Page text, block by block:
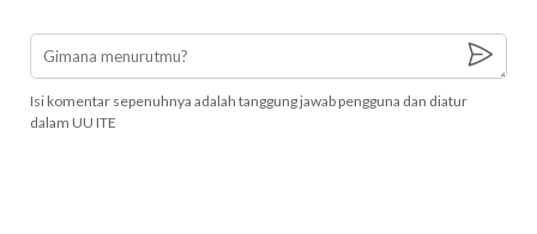
Isi komentar sepenuhnya adalah tanggung jawab pengguna dan diatur
dalam UU ITE